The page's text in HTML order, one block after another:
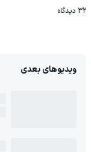
32 دیدگاه
ویدیوهای بعدی